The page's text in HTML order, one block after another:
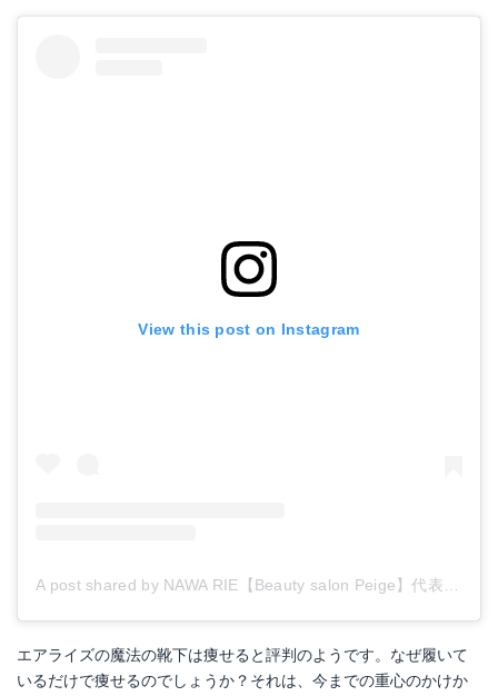
View this post on Instagram
A post shared by NAWA RIE【Beauty salon Peige】代表 (@nawa.rie)
エアライズの魔法の靴下は痩せると評判のようです。なぜ履いて
いるだけで痩せるのでしょうか？それは、今までの重心のかけか